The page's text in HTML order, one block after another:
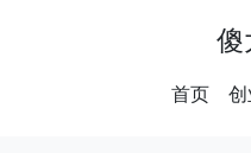
傻
首页